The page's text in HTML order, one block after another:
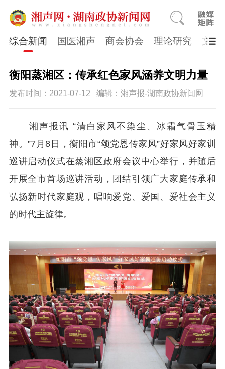
综合新闻 国医湘声 商会协会 理论研究 文史
衡阳蒸湘区：传承红色家风涵养文明力量
发布时间：2021-07-12 编辑：湘声报-湖南政协新闻网
湘声报讯 “清白家风不染尘、冰霜气骨玉精
神。”7月8日，衡阳市“颂党恩传家风”好家风好家训
巡讲启动仪式在蒸湘区政府会议中心举行，并随后
开展全市首场巡讲活动，团结引领广大家庭传承和
弘扬新时代家庭观，唱响爱党、爱国、爱社会主义
的时代主旋律。